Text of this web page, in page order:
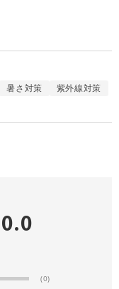
暑さ対策
紫外線対策
0.0
(0)